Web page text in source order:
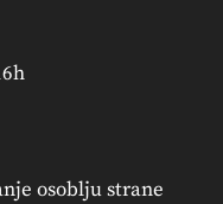
osoblju strane